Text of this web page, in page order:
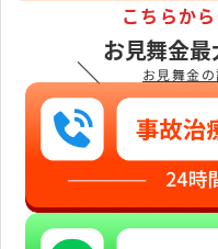
＼
こちらか
お見舞金最
お見舞金